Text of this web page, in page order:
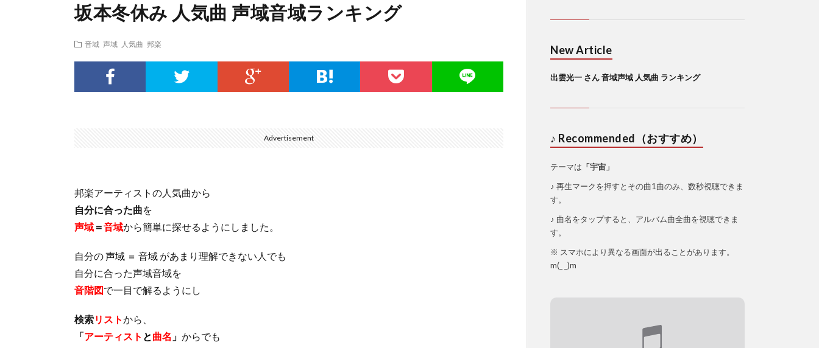
坂本冬休み 人気曲 声域音域ランキング
音域 声域 人気曲 邦楽
Advertisement
邦楽アーティストの人気曲から
自分に合った曲を
声域＝音域から簡単に探せるようにしました。
自分の声域 ＝ 音域 があまり理解できない人でも
自分に合った声域音域を
音階図で一目で解るようにし
検索リストから、
「アーティスト と曲名 」 からでも
New Article
出雲光一 さん 音域声域 人気曲 ランキング
♪ Recommended（おすすめ）
テーマは 「宇宙」
♪ 再生マークを押すとその曲1曲のみ、数秒視聴できま
す。
♪ 曲名をタップすると、アルバム曲全曲を視聴できま
す。
※ スマホにより異なる画面が出ることがあります。
m(_ _)m